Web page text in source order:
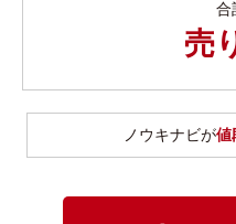
合
売
ノウキナビが値